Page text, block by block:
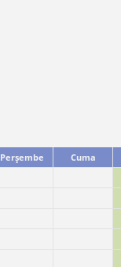
Perşembe Cuma